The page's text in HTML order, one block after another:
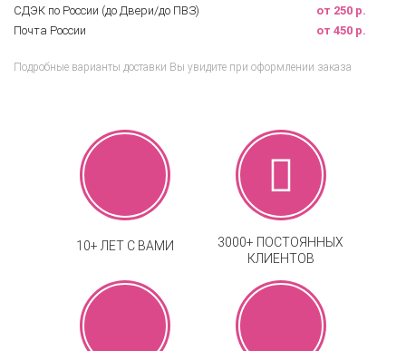
СДЭК по России (до Двери/до ПВЗ)
от 250 р.
Почта России
от 450 р.
Подробные варианты доставки Вы увидите при оформлении заказа
10+ ЛЕТ С ВАМИ
3000+ ПОСТОЯННЫХ
КЛИЕНТОВ